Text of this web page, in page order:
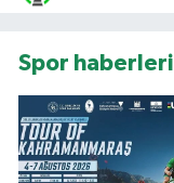
Spor haberleri